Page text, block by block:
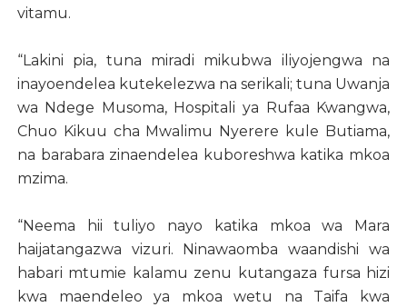
vitamu.
“Lakini pia, tuna miradi mikubwa iliyojengwa na
inayoendelea kutekelezwa na serikali; tuna Uwanja
wa Ndege Musoma, Hospitali ya Rufaa Kwangwa,
Chuo Kikuu cha Mwalimu Nyerere kule Butiama,
na barabara zinaendelea kuboreshwa katika mkoa
mzima.
“Neema hii tuliyo nayo katika mkoa wa Mara
haijatangazwa vizuri. Ninawaomba waandishi wa
habari mtumie kalamu zenu kutangaza fursa hizi
kwa maendeleo ya mkoa wetu na Taifa kwa